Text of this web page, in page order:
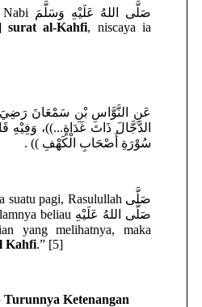
surat al-Kahfi, niscaya ia
عَنِ النَّوَّاسِ بْنِ سَمْعَانَ رَضِيَ
الدَّجَّالَ ذَاتَ غَدَاةٍ...))، وَفِيْهِ
سُوْرَةِ أَصْحَابِ الْكَهْفِ )) .
Kahfi.” [5]
Ketenangan